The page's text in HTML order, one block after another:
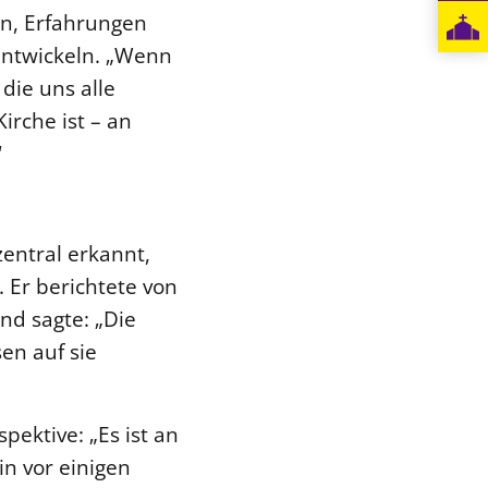
Erfahrungen
„Wenn
uns alle
ist – an
erkannt,
Er berichtete von
sagte: „Die
auf sie
„Es ist an
vor einigen